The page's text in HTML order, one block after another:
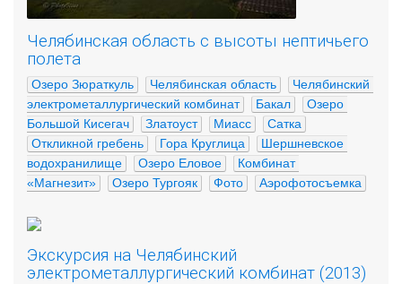
Челябинская область с высоты нептичьего
полета
Озеро Зюраткуль Челябинская область
Челябинский
электрометаллургический комбинат
Бакал
Озеро
Большой Кисегач
Златоуст Миасс
Сатка
Откликной гребень
Гора Круглица
Шершневское
водохранилище
Озеро Еловое
Комбинат
«Магнезит»
Озеро Тургояк Фото Аэрофотосъемка
Экскурсия на Челябинский
электрометаллургический комбинат (2013)